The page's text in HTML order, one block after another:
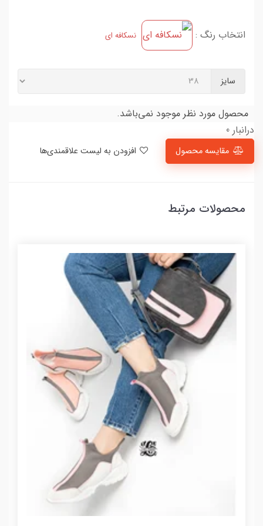
انتخاب رنگ : نسکافه ای
سایز
محصول مورد نظر موجود نمی‌باشد.
درانبار 0
مقایسه محصول
محصولات مرتبط